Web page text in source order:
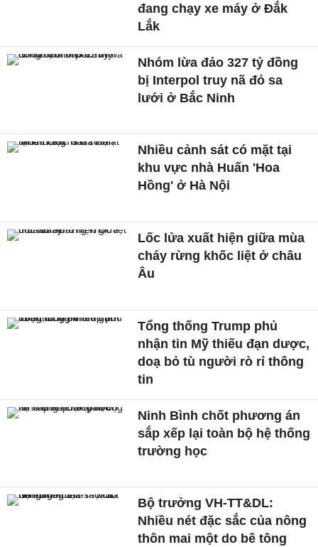
đang chạy xe máy ở Đắk
Lắk
Nhóm lừa đảo 327 tỷ đồng
bị Interpol truy nã đỏ sa
lưới ở Bắc Ninh
Nhiều cảnh sát có mặt tại
khu vực nhà Huấn 'Hoa
Hồng' ở Hà Nội
Lốc lửa xuất hiện giữa mùa
cháy rừng khốc liệt ở châu
Âu
Tổng thống Trump phủ
nhận tin Mỹ thiếu đạn dược,
doạ bỏ tù người rò rỉ thông
tin
Ninh Bình chốt phương án
sắp xếp lại toàn bộ hệ thống
trường học
Bộ trưởng VH-TT&DL:
Nhiều nét đặc sắc của nông
thôn mai một do bê tông